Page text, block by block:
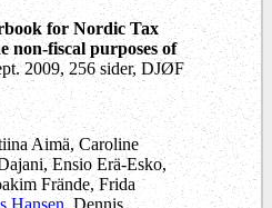
for Nordic Tax
non-fiscal purposes of
2009, 256 sider, DJØF
Aimä, Caroline
Ensio Erä-Esko,
Frände, Frida
Hansen, Dennis